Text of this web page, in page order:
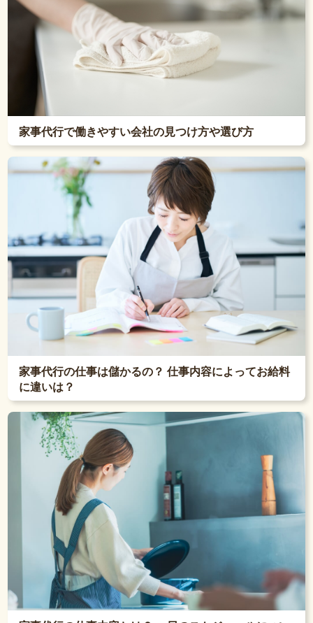
家事代行で働きやすい会社の見つけ方や選び方
家事代行の仕事は儲かるの？ 仕事内容によってお給料
に違いは？